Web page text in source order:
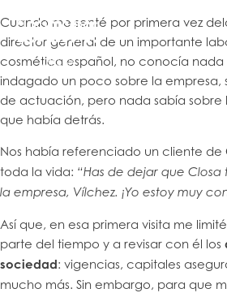
Cuando me senté por primera vez
director general de un importante
cosmética español, no conocía nada
indagado un poco sobre la empresa,
de actuación, pero nada sabía sobre
que había detrás.
Nos había referenciado un cliente de
toda la vida: “Has de dejar que Closa
la empresa, Vílchez. ¡Yo estoy muy
Así que, en esa primera visita me
parte del tiempo y a revisar con él los
sociedad: vigencias, capitales
mucho más. Sin embargo, para que